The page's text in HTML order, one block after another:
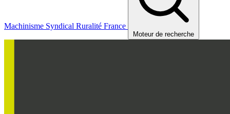
Machinisme Syndical Ruralité France
Moteur de recherche